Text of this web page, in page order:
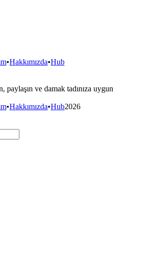
•Hakkımızda•Hub
ve damak tadınıza uygun
•Hakkımızda•Hub2026